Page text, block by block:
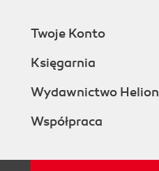
Twoje Konto
Księgarnia
Wydawnictwo Helion
Współpraca